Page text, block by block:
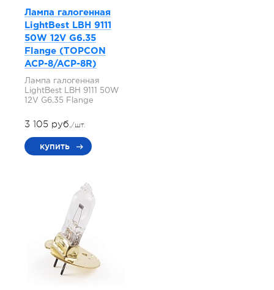
Лампа галогенная
LightBest LBH 9111
50W 12V G6.35
Flange (TOPCON
ACP-8/ACP-8R)
Лампа галогенная
LightBest LBH 9111 50W
12V G6.35 Flange
3 105 руб./шт.
купить